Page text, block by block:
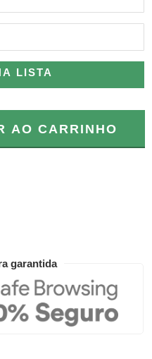
LISTA
AO CARRINHO
garantida